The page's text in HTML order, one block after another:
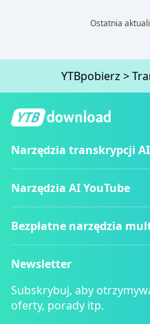
Ostatnia
YTBpobierz >
Narzędzia transkrypcji AI
Narzędzia AI YouTube
Bezpłatne narzędzia
Newsletter
Subskrybuj, aby
oferty, porady itp.